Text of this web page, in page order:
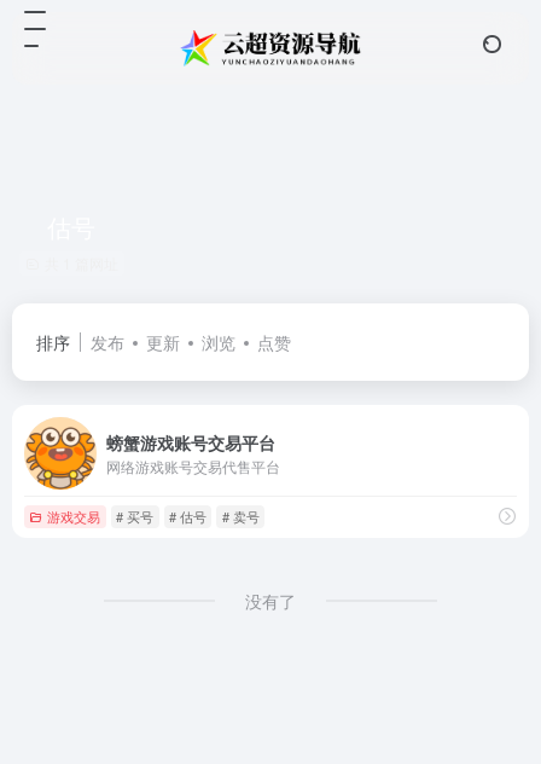
排序 发布 更新 浏览 点赞
螃蟹游戏账号交易平台
网络游戏账号交易代售平台
游戏交易 # 买号 # 估号 # 卖号
没有了